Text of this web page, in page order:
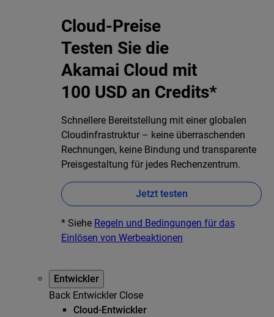
Cloud-Preise
Testen Sie die
Akamai Cloud mit
100 USD an Credits*
Schnellere Bereitstellung mit einer globalen
Cloudinfrastruktur – keine überraschenden
Rechnungen, keine Bindung und transparente
Preisgestaltung für jedes Rechenzentrum.
Jetzt testen
* Siehe Regeln und Bedingungen für das
Einlösen von Werbeaktionen
Entwickler
Back Entwickler Close
Cloud-Entwickler